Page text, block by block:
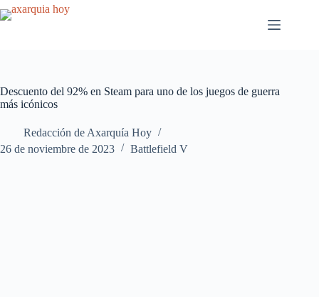
Saltar
al
Descuento del 92% en Steam para uno de los juegos de guerra
más icónicos
Redacción de Axarquía Hoy
26 de noviembre de 2023
Battlefield V